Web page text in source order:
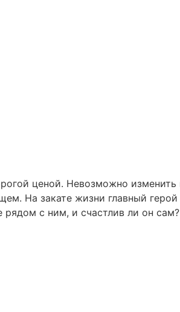
ценой. Невозможно
На закате жизни главный
с ним, и счастлив ли он сам?